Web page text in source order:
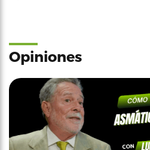
Opiniones